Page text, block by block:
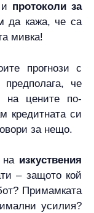
и протоколи за
да кажа, че са
мивка!
прогнози с
предполага, че
на цените по-
кредитната си
за нещо.
на изкуствения
– защото кой
Примамката
усилия?